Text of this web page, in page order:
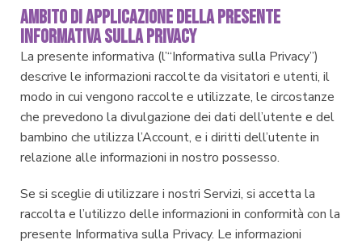
AMBITO DI APPLICAZIONE DELLA PRESENTE
INFORMATIVA SULLA PRIVACY
La presente informativa (l’“Informativa sulla Privacy”)
descrive le informazioni raccolte da visitatori e utenti, il
modo in cui vengono raccolte e utilizzate, le circostanze
che prevedono la divulgazione dei dati dell’utente e del
bambino che utilizza l’Account, e i diritti dell’utente in
relazione alle informazioni in nostro possesso.
Se si sceglie di utilizzare i nostri Servizi, si accetta la
raccolta e l’utilizzo delle informazioni in conformità con la
presente Informativa sulla Privacy. Le informazioni